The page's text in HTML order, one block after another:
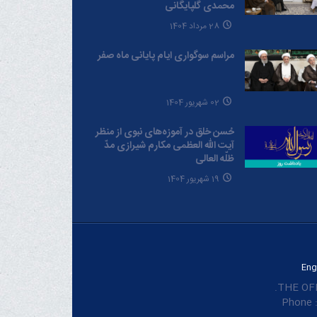
محمدی گلپایگانی
28 مرداد 1404
مراسم سوگواری ایام پایانی ماه صفر
02 شهریور 1404
حُسن خلق در آموزه‌های نبوی از منظر
آیت الله العظمی مکارم شیرازی مدّ
ظلّه العالی
19 شهریور 1404
THE
Phone